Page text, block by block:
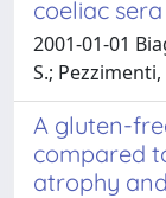
coeliac
2001-01-01
S.; Pezzimenti,
A gluten-
compared
atrophy